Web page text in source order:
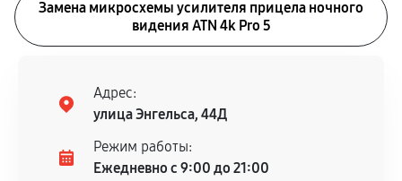
Замена микросхемы усилителя прицела ночного
видения ATN 4k Pro 5
Адрес:
улица Энгельса, 44Д
Режим работы:
Ежедневно с 9:00 до 21:00